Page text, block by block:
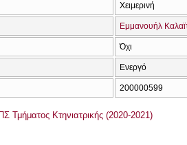
Χειμερινή
Εμμανουήλ
Όχι
Ενεργό
200000599
Τμήματος Κτηνιατρικής (2020-2021)